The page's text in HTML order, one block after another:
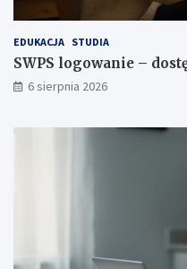
EDUKACJA STUDIA
SWPS logowanie –
6 sierpnia 2026